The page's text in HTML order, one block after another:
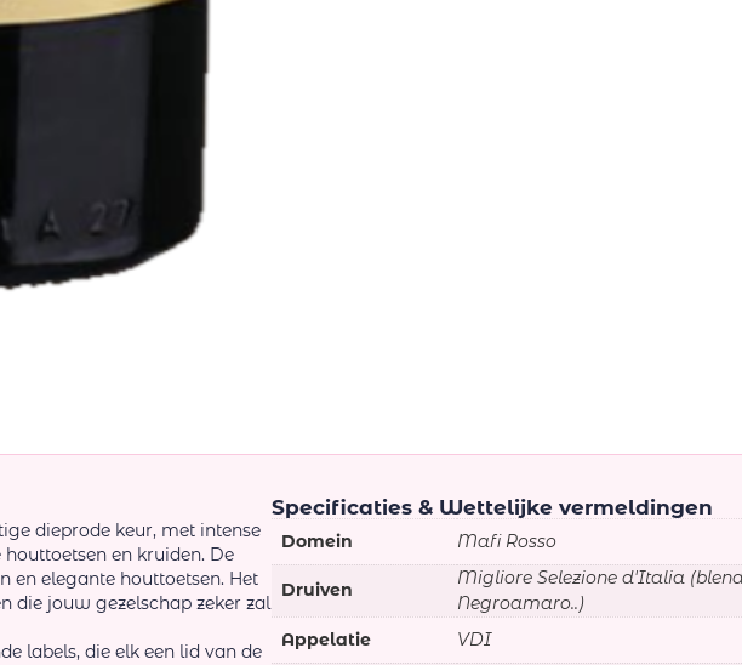
dieprode keur, met intense
en kruiden. De
en elegante houttoetsen. Het
die jouw gezelschap zeker zal
labels, die elk een lid van de
Specificaties & Wettelijke vermeldingen
Domein Mafi Rosso
Druiven
Migliore Selezione d'Italia
Negroamaro..)
Appelatie
VDI